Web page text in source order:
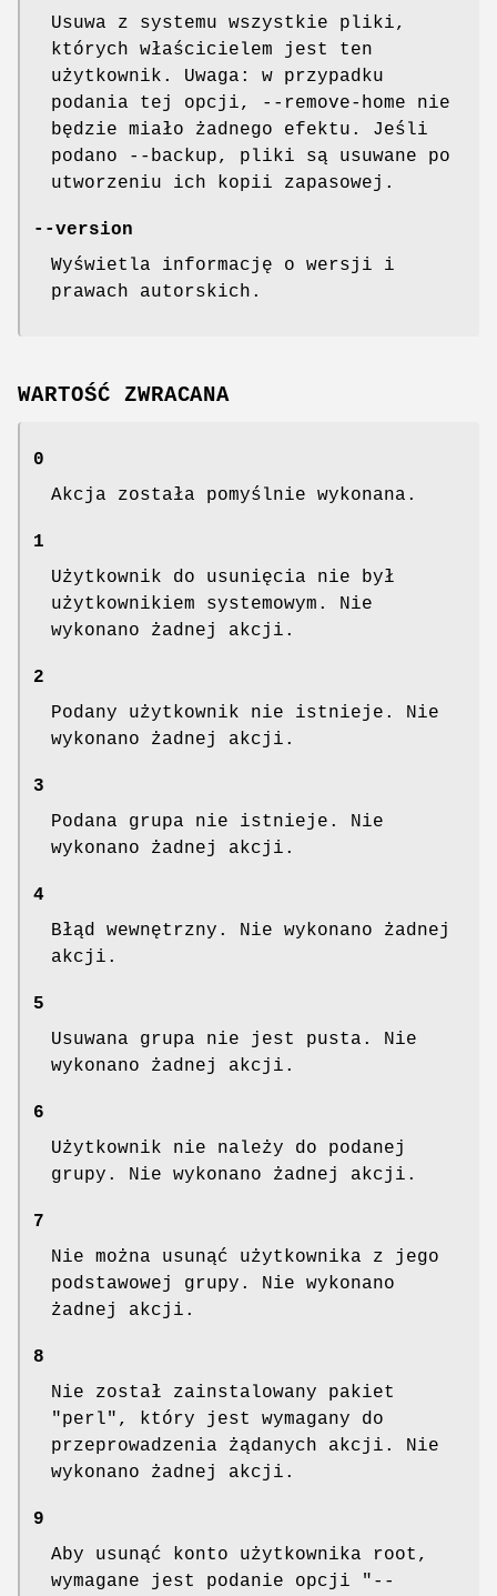
Usuwa z systemu wszystkie pliki,
których właścicielem jest ten
użytkownik. Uwaga: w przypadku
podania tej opcji, --remove-home nie
będzie miało żadnego efektu. Jeśli
podano --backup, pliki są usuwane po
utworzeniu ich kopii zapasowej.
--version
Wyświetla informację o wersji i
prawach autorskich.
WARTOŚĆ ZWRACANA
0
Akcja została pomyślnie wykonana.
1
Użytkownik do usunięcia nie był
użytkownikiem systemowym. Nie
wykonano żadnej akcji.
2
Podany użytkownik nie istnieje. Nie
wykonano żadnej akcji.
3
Podana grupa nie istnieje. Nie
wykonano żadnej akcji.
4
Błąd wewnętrzny. Nie wykonano żadnej
akcji.
5
Usuwana grupa nie jest pusta. Nie
wykonano żadnej akcji.
6
Użytkownik nie należy do podanej
grupy. Nie wykonano żadnej akcji.
7
Nie można usunąć użytkownika z jego
podstawowej grupy. Nie wykonano
żadnej akcji.
8
Nie został zainstalowany pakiet
"perl", który jest wymagany do
przeprowadzenia żądanych akcji. Nie
wykonano żadnej akcji.
9
Aby usunąć konto użytkownika root,
wymagane jest podanie opcji "--